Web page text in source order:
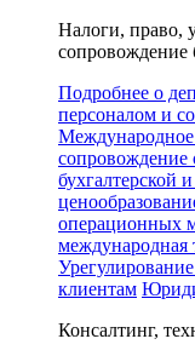
Налоги, право,
сопровождение
Подробнее о
персоналом и
Международное
сопровождение
бухгалтерской
операционных
международная
клиентам
Консалтинг,